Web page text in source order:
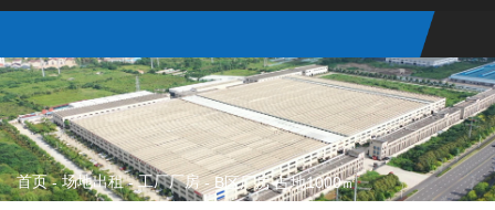
首页-场地出租 -工厂厂房 - B区厂房 占地1000㎡